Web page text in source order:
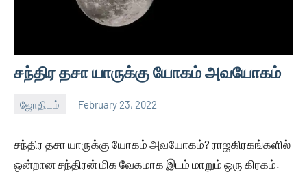
சந்திர தசா யாருக்கு யோகம் அவயோகம்
ஜோதிடம் February 23, 2022
Auser
No
சந்திர தசா யாருக்கு யோகம் அவயோகம்? ராஜகிரகங்களில்
ஒன்றான சந்திரன் மிக வேகமாக இடம் மாறும் ஒரு கிரகம்.